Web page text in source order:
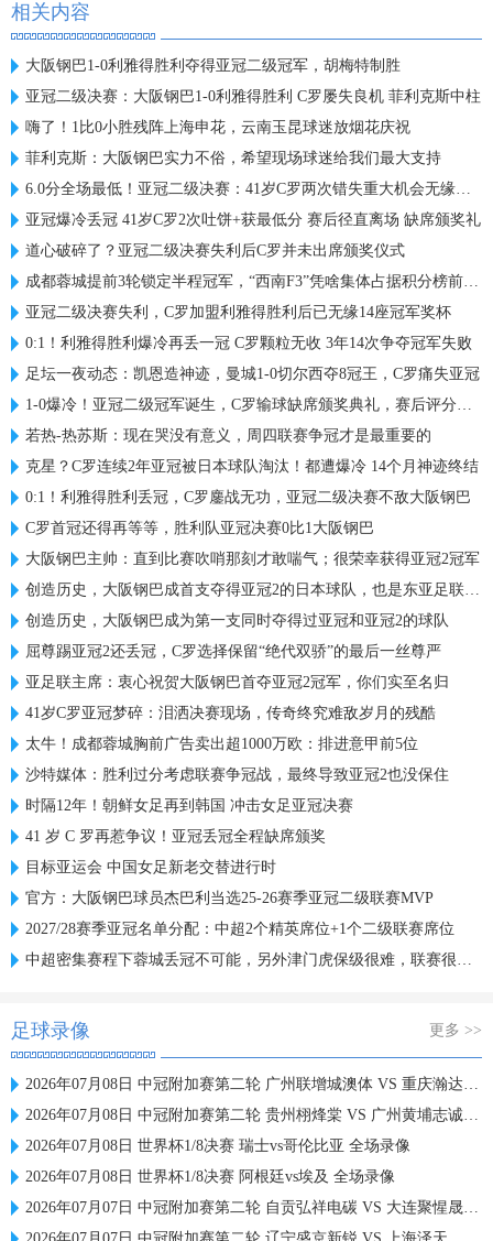
相关内容
大阪钢巴1-0利雅得胜利夺得亚冠二级冠军，胡梅特制胜
亚冠二级决赛：大阪钢巴1-0利雅得胜利 C罗屡失良机 菲利克斯中柱
嗨了！1比0小胜残阵上海申花，云南玉昆球迷放烟花庆祝
菲利克斯：大阪钢巴实力不俗，希望现场球迷给我们最大支持
6.0分全场最低！亚冠二级决赛：41岁C罗两次错失重大机会无缘首冠
亚冠爆冷丢冠 41岁C罗2次吐饼+获最低分 赛后径直离场 缺席颁奖礼
道心破碎了？亚冠二级决赛失利后C罗并未出席颁奖仪式
成都蓉城提前3轮锁定半程冠军，“西南F3”凭啥集体占据积分榜前三？
亚冠二级决赛失利，C罗加盟利雅得胜利后已无缘14座冠军奖杯
0:1！利雅得胜利爆冷再丢一冠 C罗颗粒无收 3年14次争夺冠军失败
足坛一夜动态：凯恩造神迹，曼城1-0切尔西夺8冠王，C罗痛失亚冠
1-0爆冷！亚冠二级冠军诞生，C罗输球缺席颁奖典礼，赛后评分出炉
若热-热苏斯：现在哭没有意义，周四联赛争冠才是最重要的
克星？C罗连续2年亚冠被日本球队淘汰！都遭爆冷 14个月神迹终结
0:1！利雅得胜利丢冠，C罗鏖战无功，亚冠二级决赛不敌大阪钢巴
C罗首冠还得再等等，胜利队亚冠决赛0比1大阪钢巴
大阪钢巴主帅：直到比赛吹哨那刻才敢喘气；很荣幸获得亚冠2冠军
创造历史，大阪钢巴成首支夺得亚冠2的日本球队，也是东亚足联首队
创造历史，大阪钢巴成为第一支同时夺得过亚冠和亚冠2的球队
屈尊踢亚冠2还丢冠，C罗选择保留“绝代双骄”的最后一丝尊严
亚足联主席：衷心祝贺大阪钢巴首夺亚冠2冠军，你们实至名归
41岁C罗亚冠梦碎：泪洒决赛现场，传奇终究难敌岁月的残酷
太牛！成都蓉城胸前广告卖出超1000万欧：排进意甲前5位
沙特媒体：胜利过分考虑联赛争冠战，最终导致亚冠2也没保住
时隔12年！朝鲜女足再到韩国 冲击女足亚冠决赛
41 岁 C 罗再惹争议！亚冠丢冠全程缺席颁奖
目标亚运会 中国女足新老交替进行时
官方：大阪钢巴球员杰巴利当选25-26赛季亚冠二级联赛MVP
2027/28赛季亚冠名单分配：中超2个精英席位+1个二级联赛席位
中超密集赛程下蓉城丢冠不可能，另外津门虎保级很难，联赛很无聊
足球录像 更多 >>
2026年07月08日 中冠附加赛第二轮 广州联增城澳体 VS 重庆瀚达 全场录像
2026年07月08日 中冠附加赛第二轮 贵州栩烽棠 VS 广州黄埔志诚 全场录像
2026年07月08日 世界杯1/8决赛 瑞士vs哥伦比亚 全场录像
2026年07月08日 世界杯1/8决赛 阿根廷vs埃及 全场录像
2026年07月07日 中冠附加赛第二轮 自贡弘祥电碳 VS 大连聚惺晟恒 全场录像